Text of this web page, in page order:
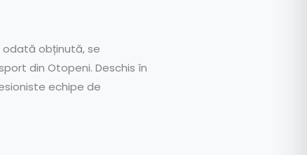
odată obținută, se
din Otopeni. Deschis în
echipe de